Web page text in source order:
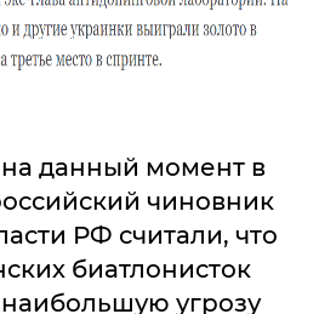
данный момент в
чиновник
РФ считали, что
биатлонисток
угрозу